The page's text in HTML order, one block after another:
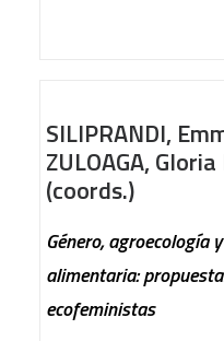
SILIPRANDI,
ZULOAGA,
(coords.)
Género, agroecología
alimentaria:
ecofeministas